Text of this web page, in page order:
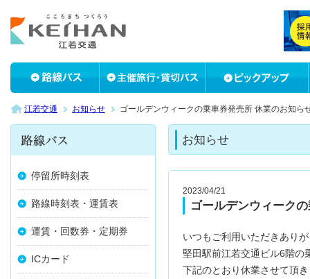
江若交通 お知らせ ゴールデンウィークの乗車券発売所 休業のお知ら
停留所時刻表
路線時刻表・運賃表
運賃・回数券・定期券
ICカード
お知らせ
2023/04/21
ゴールデンウィーク
いつもご利用いただきあり
堅田駅前江若交通ビル6階の
下記のとおり休業させて頂